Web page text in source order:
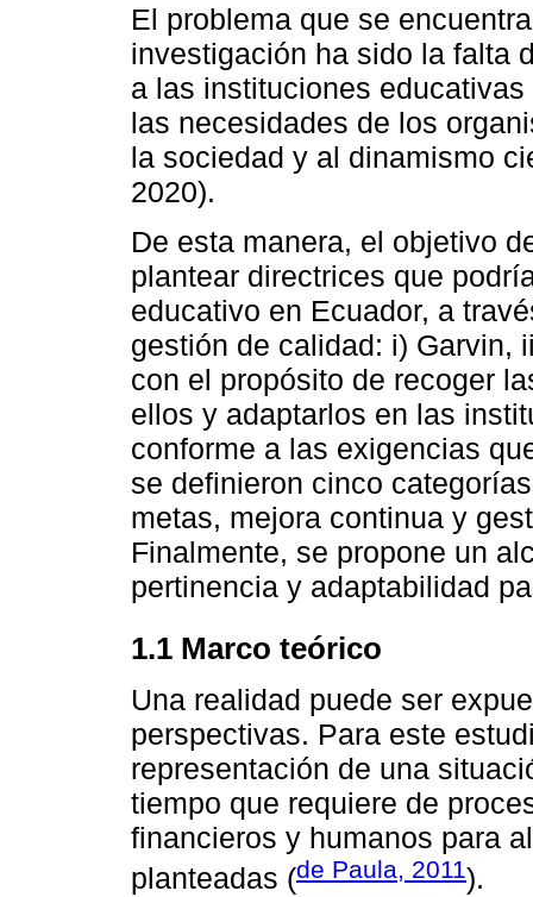
El problema que se
investigación ha sido la falta
a las instituciones
las necesidades de los
la sociedad y al dinamismo
2020).
De esta manera, el objetivo
plantear directrices que
educativo en Ecuador, a
gestión de calidad: i) Garvin,
con el propósito de recoger
ellos y adaptarlos en las
conforme a las exigencias
se definieron cinco
metas, mejora continua y
Finalmente, se propone un
pertinencia y adaptabilidad
1.1 Marco teórico
Una realidad puede ser
perspectivas. Para este
representación de una
tiempo que requiere de
financieros y humanos para
planteadas (de Paula, 2011).